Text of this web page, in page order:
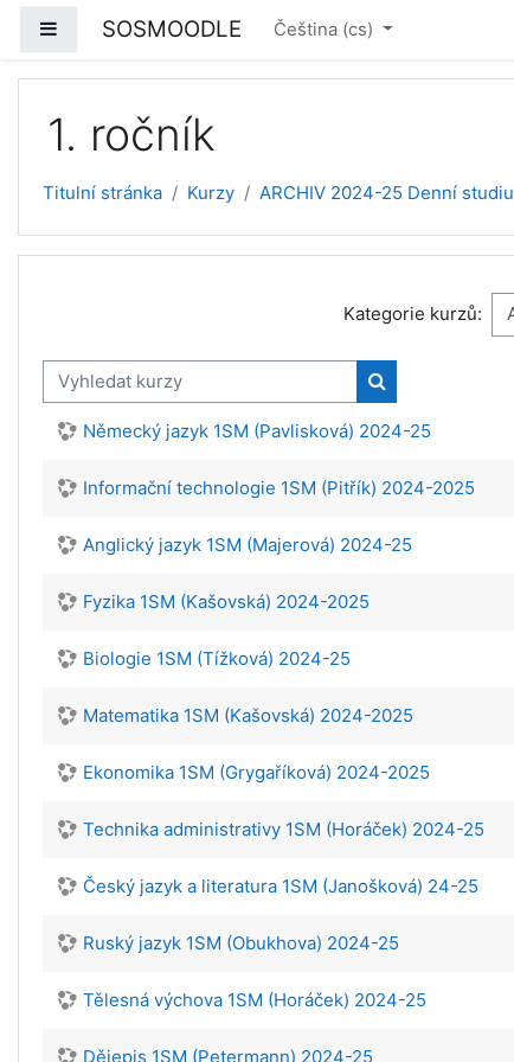
Boční panel
SOSMOODLE Čeština ‎(cs)‎
1. ročník
Titulní stránka Kurzy ARCHIV 2024-25 Denní
Kategorie kurzů:
Vyhledat kurzy
Vyhledat kurzy
Německý jazyk 1SM (Pavlisková) 2024-25
Informační technologie 1SM (Pitřík) 2024-2025
Anglický jazyk 1SM (Majerová) 2024-25
Fyzika 1SM (Kašovská) 2024-2025
Biologie 1SM (Tížková) 2024-25
Matematika 1SM (Kašovská) 2024-2025
Ekonomika 1SM (Grygaříková) 2024-2025
Technika administrativy 1SM (Horáček) 2024-25
Český jazyk a literatura 1SM (Janošková) 24-25
Ruský jazyk 1SM (Obukhova) 2024-25
Tělesná výchova 1SM (Horáček) 2024-25
Dějepis 1SM (Petermann) 2024-25